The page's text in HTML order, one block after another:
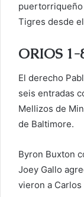
puertorriqueño
Tigres desde
ORIOS 1-
El derecho
seis entradas
Mellizos de
de Baltimore.
Byron Buxton
Joey Gallo
vieron a